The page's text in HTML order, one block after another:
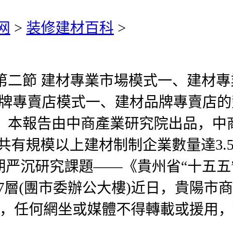
> 装修建材百科 >
節 建材專業市場模式一、建材專
專賣店模式一、建材品牌專賣店
報告由中商產業研究院出品，
有規模以上建材制制企業數量達
严沉研究課題——《貴州省“十五
(團市委辦公大樓)近日，貴陽市
任何網坐或媒體不得轉載或援用